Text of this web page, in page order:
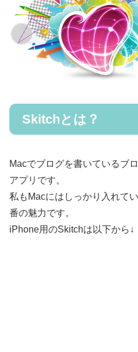
Skitchとは？
Macでブログを書いているブ
アプリです。
私もMacにはしっかり入れて
番の魅力です。
iPhone用のSkitchは以下から↓